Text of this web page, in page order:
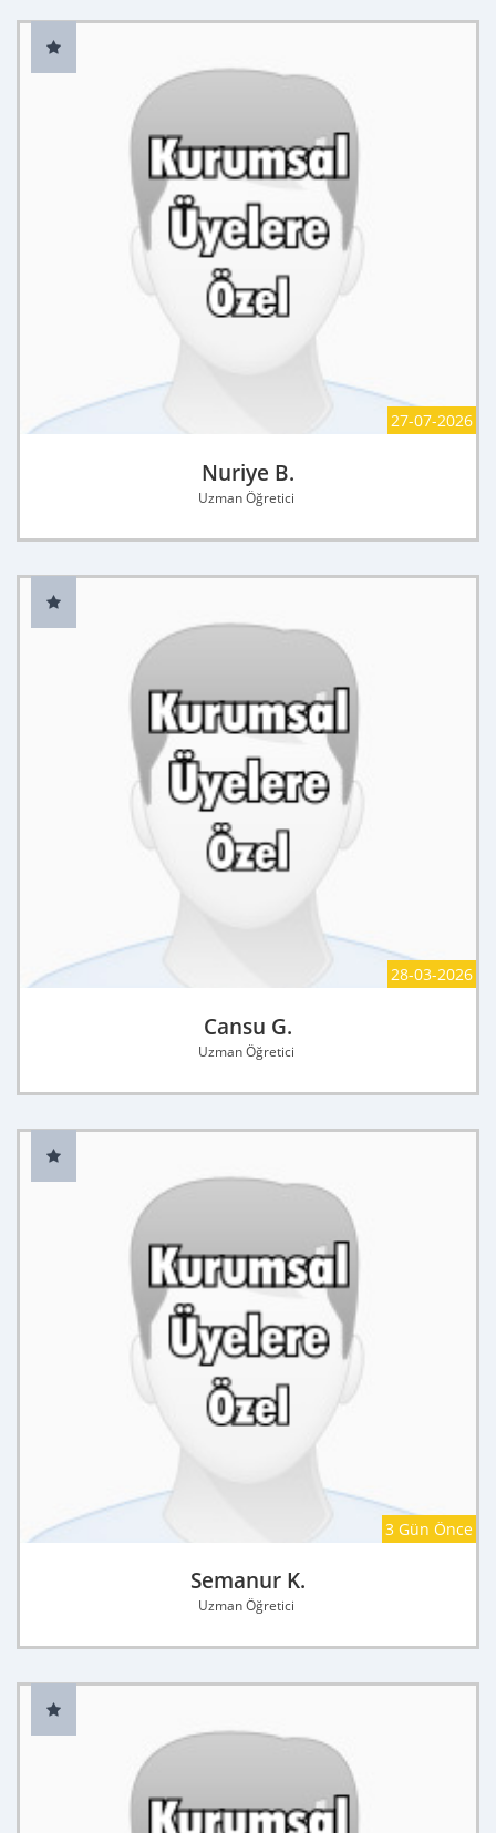
27-07-2026
Nuriye B.
Uzman Öğretici
28-03-2026
Cansu G.
Uzman Öğretici
3 Gün Önce
Semanur K.
Uzman Öğretici